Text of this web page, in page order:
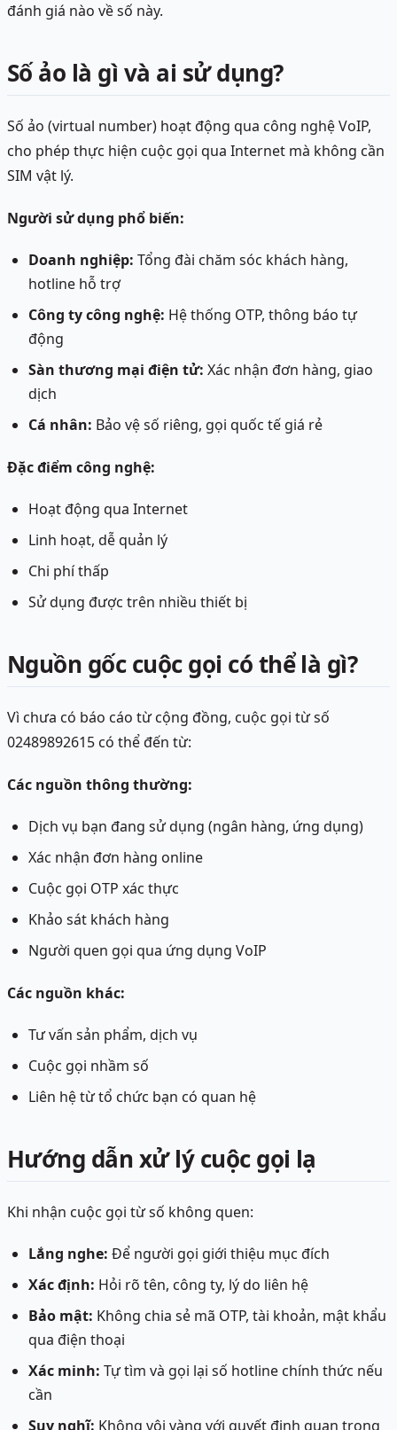
đánh giá nào về số này.
Số ảo là gì và ai sử dụng?
Số ảo (virtual number) hoạt động qua công nghệ VoIP,
cho phép thực hiện cuộc gọi qua Internet mà không cần
SIM vật lý.
Người sử dụng phổ biến:
Doanh nghiệp: Tổng đài chăm sóc khách hàng,
hotline hỗ trợ
Công ty công nghệ: Hệ thống OTP, thông báo tự
động
Sàn thương mại điện tử: Xác nhận đơn hàng, giao
dịch
Cá nhân: Bảo vệ số riêng, gọi quốc tế giá rẻ
Đặc điểm công nghệ:
Hoạt động qua Internet
Linh hoạt, dễ quản lý
Chi phí thấp
Sử dụng được trên nhiều thiết bị
Nguồn gốc cuộc gọi có thể là gì?
Vì chưa có báo cáo từ cộng đồng, cuộc gọi từ số
02489892615 có thể đến từ:
Các nguồn thông thường:
Dịch vụ bạn đang sử dụng (ngân hàng, ứng dụng)
Xác nhận đơn hàng online
Cuộc gọi OTP xác thực
Khảo sát khách hàng
Người quen gọi qua ứng dụng VoIP
Các nguồn khác:
Tư vấn sản phẩm, dịch vụ
Cuộc gọi nhầm số
Liên hệ từ tổ chức bạn có quan hệ
Hướng dẫn xử lý cuộc gọi lạ
Khi nhận cuộc gọi từ số không quen:
Lắng nghe: Để người gọi giới thiệu mục đích
Xác định: Hỏi rõ tên, công ty, lý do liên hệ
Bảo mật: Không chia sẻ mã OTP, tài khoản, mật khẩu
qua điện thoại
Xác minh: Tự tìm và gọi lại số hotline chính thức nếu
cần
Suy nghĩ: Không vội vàng với quyết định quan trọng